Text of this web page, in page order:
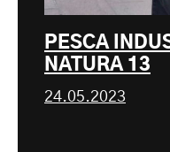
PESCA
NATURA 13
24.05.2023